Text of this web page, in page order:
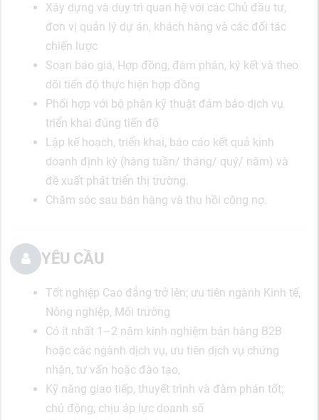
Xây dựng và duy trì quan hệ với các Chủ đầu tư,
đơn vị quản lý dự án, khách hàng và các đối tác
chiến lược
Soạn báo giá, Hợp đồng, đàm phán, ký kết và theo
dõi tiến độ thực hiện hợp đồng
Phối hợp với bộ phận kỹ thuật đảm bảo dịch vụ
triển khai đúng tiến độ
Lập kế hoạch, triển khai, báo cáo kết quả kinh
doanh định kỳ (hàng tuần/ tháng/ quý/ năm) và
đề xuất phát triển thị trường.
Chăm sóc sau bán hàng và thu hồi công nợ.
YÊU CẦU
Tốt nghiệp Cao đẳng trở lên; ưu tiên ngành Kinh tế,
Nông nghiệp, Môi trường
Có ít nhất 1–2 năm kinh nghiệm bán hàng B2B
hoặc các ngành dịch vụ, ưu tiên dịch vụ chứng
nhận, tư vấn hoặc đào tạo,
Kỹ năng giao tiếp, thuyết trình và đàm phán tốt;
chủ động, chịu áp lực doanh số